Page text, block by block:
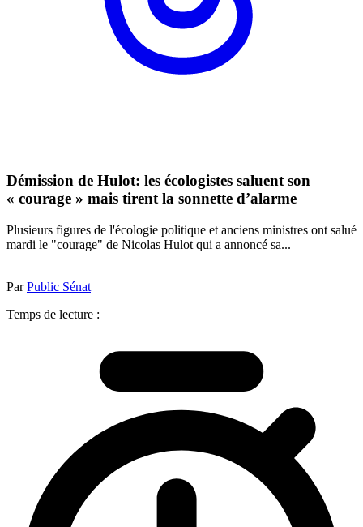
Démission de Hulot: les écologistes saluent son
« courage » mais tirent la sonnette d’alarme
Plusieurs figures de l'écologie politique et anciens ministres ont salué
mardi le "courage" de Nicolas Hulot qui a annoncé sa...
ParPublic Sénat
Temps de lecture :